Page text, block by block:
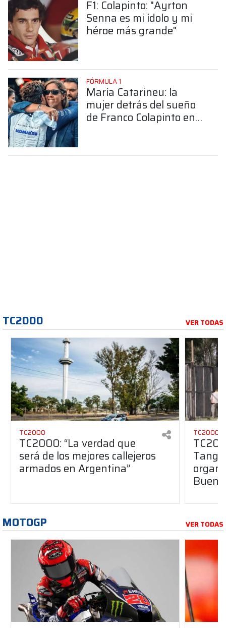
F1: Colapinto: "Ayrton
Senna es mi ídolo y mi
héroe más grande"
FÓRMULA 1
María Catarineu: la
mujer detrás del sueño
de Franco Colapinto en
TC2000 VER TODAS
TC2000
TC2000: “La verdad que
será de los mejores callejeros
armados en Argentina”
TC2000
MOTOGP VER TODAS